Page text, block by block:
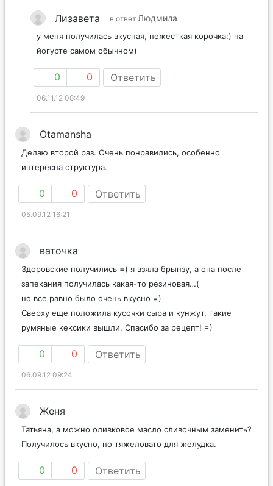
Лизавета в ответ Людмила
у меня получилась вкусная, нежесткая корочка:) на
йогурте самом обычном)
0 0 Ответить
06.11.12 08:49
Otamansha
Делаю второй раз. Очень понравились, особенно
интересна структура.
0 0 Ответить
05.09.12 16:21
ваточка
Здоровские получились =) я взяла брынзу, а она после
запекания получилась какая-то резиновая…(
но все равно было очень вкусно =)
Сверху еще положила кусочки сыра и кунжут, такие
румяные кексики вышли. Спасибо за рецепт! =)
0 0 Ответить
06.09.12 09:24
Женя
Татьяна, а можно оливковое масло сливочным заменить?
Получилось вкусно, но тяжеловато для желудка.
0 0 Ответить